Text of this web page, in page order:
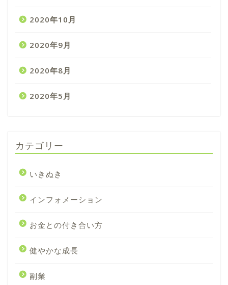
2020年10月
2020年9月
2020年8月
2020年5月
カテゴリー
いきぬき
インフォメーション
お金との付き合い方
健やかな成長
副業
プライバシーポリシー